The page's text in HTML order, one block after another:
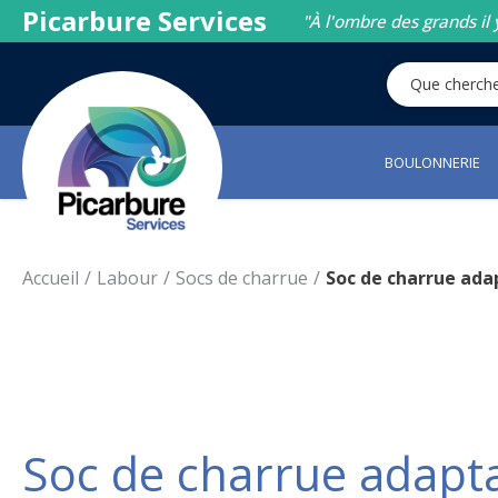
Picarbure Services "À l'ombre des grands
BOULONNERIE
Accueil Labour Socs de charrue Soc de charrue
Soc de charrue